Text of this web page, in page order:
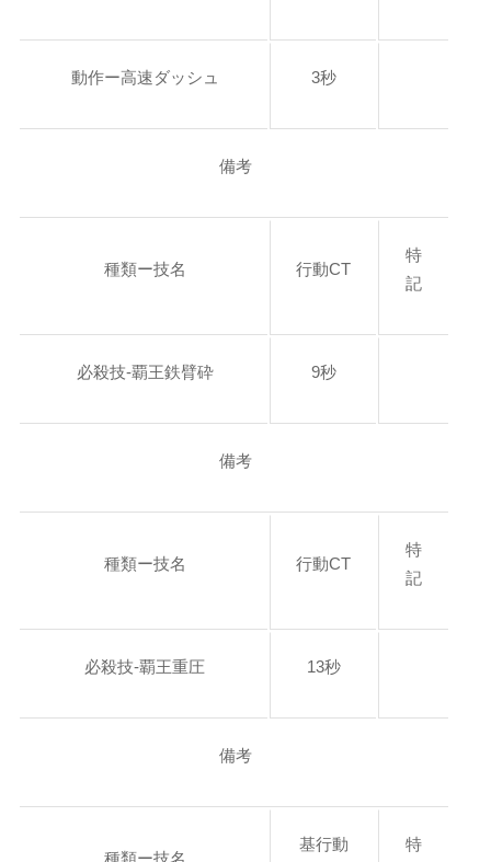
動作ー高速ダッシュ 3秒
備考
種類ー技名 行動CT
特
記
必殺技-覇王鉄臂砕 9秒
備考
種類ー技名 行動CT
特
記
必殺技-覇王重圧 13秒
備考
基行動
特